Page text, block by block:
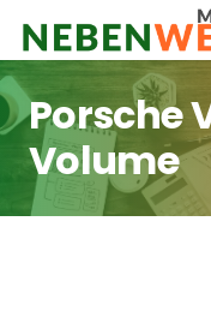
Porsche
Volume